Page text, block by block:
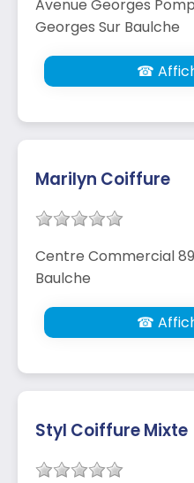
Avenue Georges
Georges Sur Baulche
☎
Marilyn Coiffure
Centre Commercial
Baulche
☎
Styl Coiffure Mixte